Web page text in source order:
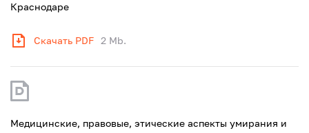
Краснодаре
Скачать PDF 2 Mb.
Медицинские, правовые, этические аспекты умирания и